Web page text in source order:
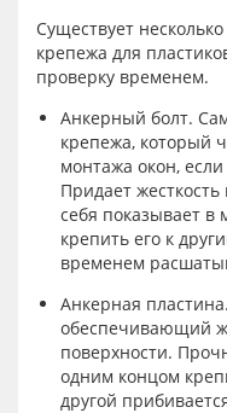
Существует
крепежа для
проверку временем.
Анкерный болт.
крепежа, который
монтажа окон,
Придает
себя показывает в
крепить его к
временем
Анкерная
обеспечивающий
поверхности.
одним концом
другой